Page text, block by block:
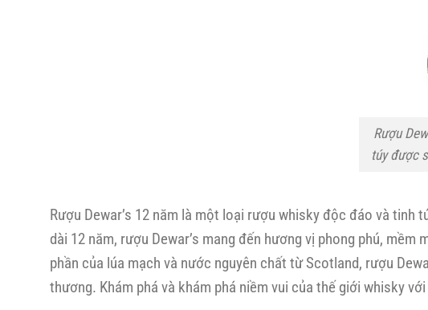
Rượu
túy được
Rượu Dewar’s 12 năm là một loại rượu whisky độc đáo và
dài 12 năm, rượu Dewar’s mang đến hương vị phong phú,
phần của lúa mạch và nước nguyên chất từ Scotland, rượu
thương. Khám phá và khám phá niềm vui của thế giới whisky với